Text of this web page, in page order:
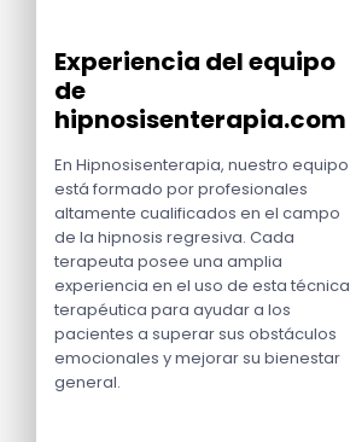
Experiencia del equipo
de
hipnosisenterapia.com
En Hipnosisenterapia, nuestro equipo
está formado por profesionales
altamente cualificados en el campo
de la hipnosis regresiva. Cada
terapeuta posee una amplia
experiencia en el uso de esta técnica
terapéutica para ayudar a los
pacientes a superar sus obstáculos
emocionales y mejorar su bienestar
general.